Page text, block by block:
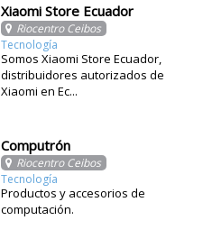
Xiaomi Store Ecuador
Riocentro Ceibos
Tecnología
Somos Xiaomi Store Ecuador,
distribuidores autorizados de
Xiaomi en Ec...
Computrón
Riocentro Ceibos
Tecnología
Productos y accesorios de
computación.